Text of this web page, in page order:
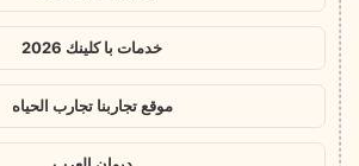
خدمات با كلينك 2026
موقع تجاربنا تجارب الحياه